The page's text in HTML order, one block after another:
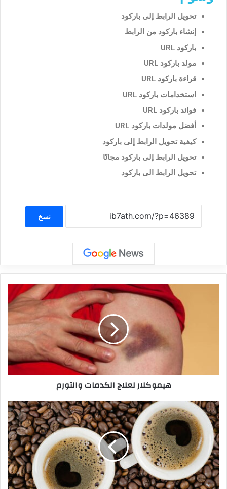
تحويل الرابط إلى باركود
إنشاء باركود من الرابط
باركود URL
مولد باركود URL
قراءة باركود URL
استخدامات باركود URL
فوائد باركود URL
أفضل مولدات باركود URL
كيفية تحويل الرابط إلى باركود
تحويل الرابط إلى باركود مجانًا
تحويل الرابط الى باركود
نسخ
هيموكلار لعلاج الكدمات والتورم